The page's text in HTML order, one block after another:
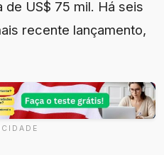
US$ 75 mil. Há seis
recente lançamento,